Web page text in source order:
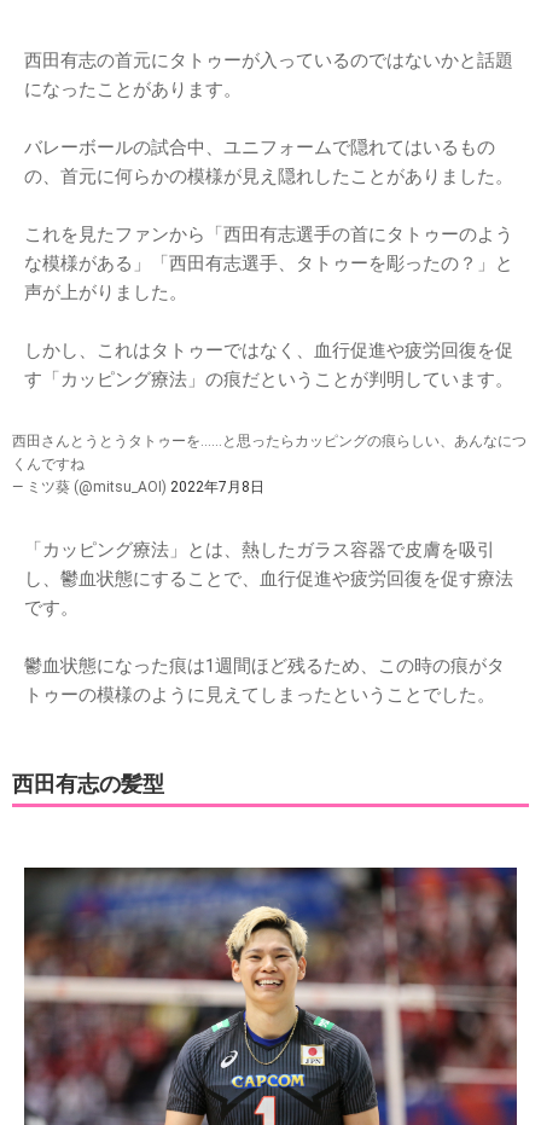
西田有志の首元にタトゥーが入っているのではないかと話題
になったことがあります。
バレーボールの試合中、ユニフォームで隠れてはいるもの
の、首元に何らかの模様が見え隠れしたことがありました。
これを見たファンから「西田有志選手の首にタトゥーのよう
な模様がある」「西田有志選手、タトゥーを彫ったの？」と
声が上がりました。
しかし、これはタトゥーではなく、血行促進や疲労回復を促
す「カッピング療法」の痕だということが判明しています。
西田さんとうとうタトゥーを……と思ったらカッピングの痕らしい、あんなにつ
くんですね
— ミツ葵 (@mitsu_AOI) 2022年7月8日
「カッピング療法」とは、熱したガラス容器で皮膚を吸引
し、鬱血状態にすることで、血行促進や疲労回復を促す療法
です。
鬱血状態になった痕は1週間ほど残るため、この時の痕がタ
トゥーの模様のように見えてしまったということでした。
西田有志の髪型